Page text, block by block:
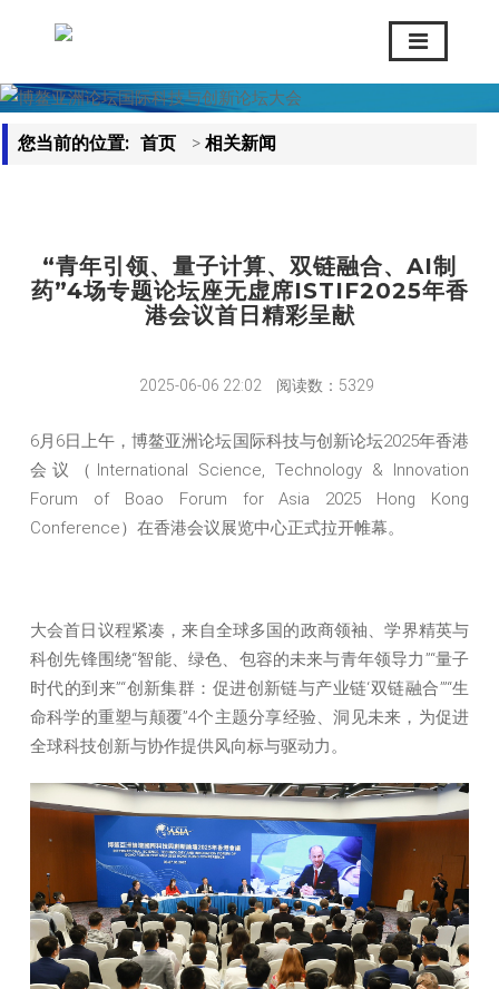
您当前的位置: 首页 > 相关新闻
“青年引领、量子计算、双链融合、AI制
药”4场专题论坛座无虚席ISTIF2025年香
港会议首日精彩呈献
2025-06-06 22:02 阅读数：5329
6月6日上午，博鳌亚洲论坛国际科技与创新论坛2025年香港
会议（International Science, Technology & Innovation
Forum of Boao Forum for Asia 2025 Hong Kong
Conference）在香港会议展览中心正式拉开帷幕。
大会首日议程紧凑，来自全球多国的政商领袖、学界精英与
科创先锋围绕“智能、绿色、包容的未来与青年领导力”“量子
时代的到来”“创新集群：促进创新链与产业链‘双链融合’”“生
命科学的重塑与颠覆”4个主题分享经验、洞见未来，为促进
全球科技创新与协作提供风向标与驱动力。